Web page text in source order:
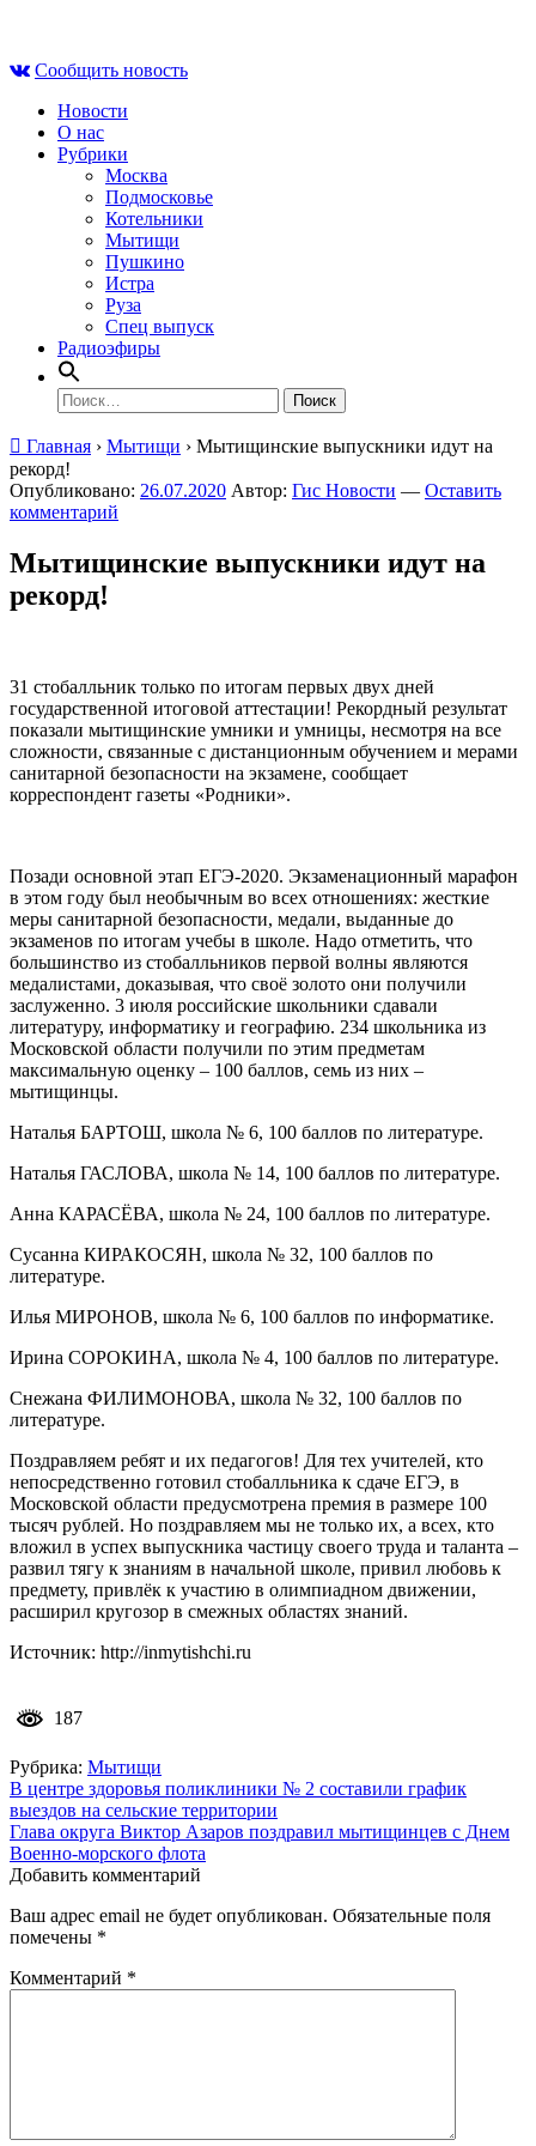
contentСообщить новость
Новости
О нас
Рубрики
Москва
Подмосковье
Котельники
Мытищи
Пушкино
Истра
Руза
Спец выпуск
Радиоэфиры
Найти:
Главная › Мытищи › Мытищинские выпускники идут на
рекорд!
Опубликовано: 26.07.2020 Автор: Гис Новости — Оставить
комментарий
Мытищинские выпускники идут на
рекорд!
31 стобалльник только по итогам первых двух дней
государственной итоговой аттестации! Рекордный результат
показали мытищинские умники и умницы, несмотря на все
сложности, связанные с дистанционным обучением и мерами
санитарной безопасности на экзамене, сообщает
корреспондент газеты «Родники».
Позади основной этап ЕГЭ-2020. Экзаменационный марафон
в этом году был необычным во всех отношениях: жесткие
меры санитарной безопасности, медали, выданные до
экзаменов по итогам учебы в школе. Надо отметить, что
большинство из стобалльников первой волны являются
медалистами, доказывая, что своё золото они получили
заслуженно. 3 июля российские школьники сдавали
литературу, информатику и географию. 234 школьника из
Московской области получили по этим предметам
максимальную оценку – 100 баллов, семь из них –
мытищинцы.
Наталья БАРТОШ, школа № 6, 100 баллов по литературе.
Наталья ГАСЛОВА, школа № 14, 100 баллов по литературе.
Анна КАРАСЁВА, школа № 24, 100 баллов по литературе.
Сусанна КИРАКОСЯН, школа № 32, 100 баллов по
литературе.
Илья МИРОНОВ, школа № 6, 100 баллов по информатике.
Ирина СОРОКИНА, школа № 4, 100 баллов по литературе.
Снежана ФИЛИМОНОВА, школа № 32, 100 баллов по
литературе.
Поздравляем ребят и их педагогов! Для тех учителей, кто
непосредственно готовил стобалльника к сдаче ЕГЭ, в
Московской области предусмотрена премия в размере 100
тысяч рублей. Но поздравляем мы не только их, а всех, кто
вложил в успех выпускника частицу своего труда и таланта –
развил тягу к знаниям в начальной школе, привил любовь к
предмету, привлёк к участию в олимпиадном движении,
расширил кругозор в смежных областях знаний.
Источник: http://inmytishchi.ru
187
Рубрика: Мытищи
Навигация
по
записям
В центре здоровья поликлиники № 2 составили график
выездов на сельские территории
Глава округа Виктор Азаров поздравил мытищинцев с Днем
Военно-морского флота
Добавить комментарий
Ваш адрес email не будет опубликован. Обязательные поля
помечены *
Комментарий *